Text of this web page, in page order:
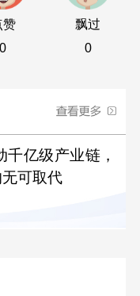
赞
0
飘过
0
千亿级产业链，
可取代